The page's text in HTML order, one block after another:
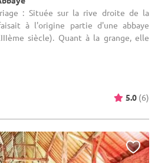
: Située sur la rive droite de la
à l'origine partie d'une abbaye
siècle). Quant à la grange, elle
5.0 (6)